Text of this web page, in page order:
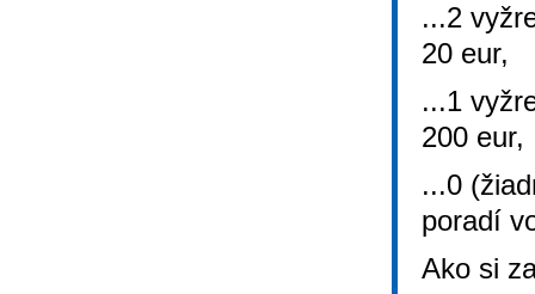
...2
20 eur,
...1
200 eur,
...0
poradí
Ako si